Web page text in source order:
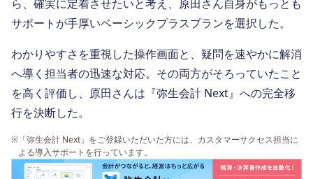
ら、確実に定着させたいと考え、原田さん自身がもっとも
サポートが手厚いベーシックプラスプランを選択した。
わかりやすさを重視した操作画面と、疑問を速やかに解消
へ導く担当者の迅速な対応。その両方がそろっていたこと
を高く評価し、原田さんは『弥生会計 Next』への完全移
行を決断した。
※ 「弥生会計 Next」をご登録いただいた方には、カスタマーサクセス担当に
よる導入サポートを行っています。